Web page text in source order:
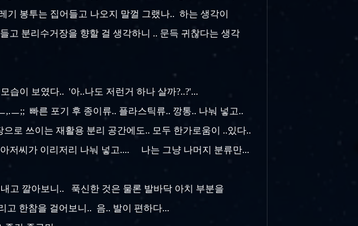
봉투는 집어들고 나오지 말껄 그랬나.. 하는 생각이
고 분리수거장을 향할 걸 생각하니 .. 문득 귀찮다는 생각
습이 보였다.. '아..나도 저런거 하나 살까?..?'...
ㅡ;; 빠른 포기 후 종이류.. 플라스틱류.. 깡통.. 나눠 넣고..
로 쓰이는 재활용 분리 공간에도.. 모두 한가로움이 ..있다..
저씨가 이리저리 나눠 넣고.... 나는 그냥 나머지 분류만...
고 깔아보니.. 푹신한 것은 물론 발바닥 아치 부분을
고 한참을 걸어보니.. 음.. 발이 편하다...